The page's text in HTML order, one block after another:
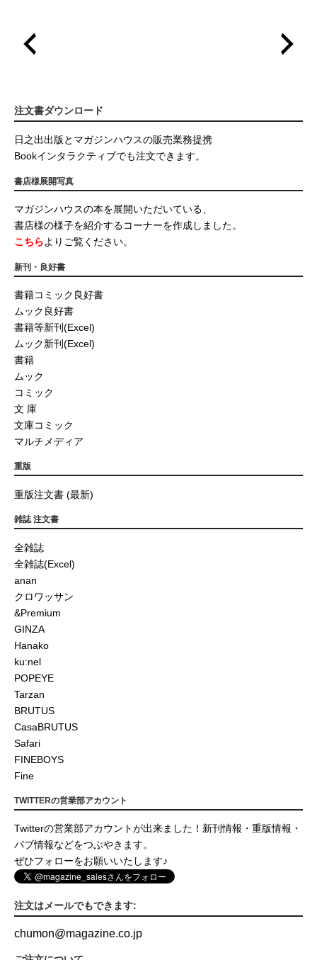
注文書ダウンロード
日之出出版とマガジンハウスの販売業務提携
Bookインタラクティブでも注文できます。
書店様展開写真
マガジンハウスの本を展開いただいている、
書店様の様子を紹介するコーナーを作成しました。
こちらよりご覧ください。
新刊・良好書
書籍コミック良好書
ムック良好書
書籍等新刊(Excel)
ムック新刊(Excel)
書籍
ムック
コミック
文 庫
文庫コミック
マルチメディア
重版
重版注文書 (最新)
雑誌 注文書
全雑誌
全雑誌(Excel)
anan
クロワッサン
&Premium
GINZA
Hanako
ku:nel
POPEYE
Tarzan
BRUTUS
CasaBRUTUS
Safari
FINEBOYS
Fine
TWITTERの営業部アカウント
Twitterの営業部アカウントが出来ました！新刊情報・重版情報・
パブ情報などをつぶやきます。
ぜひフォローをお願いいたします♪
注文はメールでもできます:
chumon@magazine.co.jp